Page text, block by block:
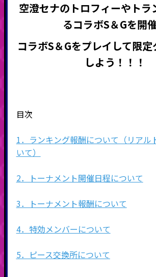
空澄セナのトロフィーやトラ
るコラボS＆Gを開
コラボS＆Gをプレイして限
しよう！！！
目次
1．ランキング報酬について（リアル
いて）
2．トーナメント開催日程について
3．トーナメント報酬について
4．特効メンバーについて
5．ピース交換所について